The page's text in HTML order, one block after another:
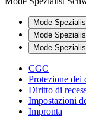
Mode
Mode
Mode
CGC
Protezione dei
Diritto di
Impostazioni
Impronta